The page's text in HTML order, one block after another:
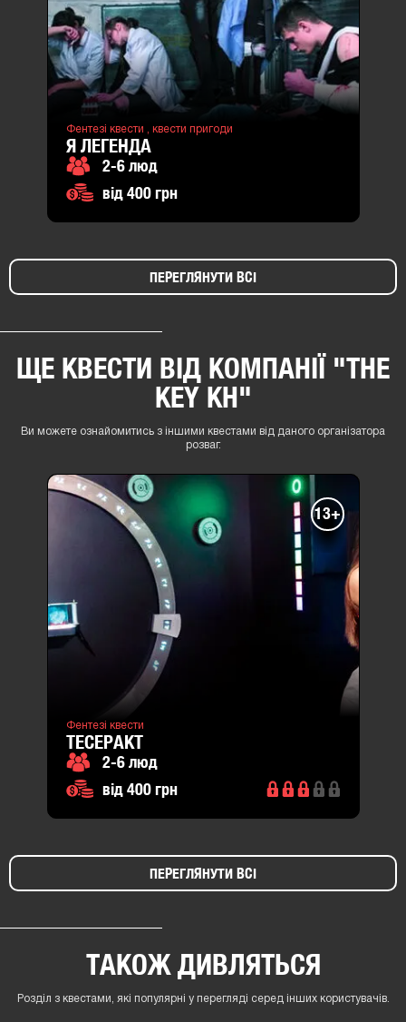
Фентезі квести , квести пригоди
Я ЛЕГЕНДА
2-6 люд
від 400 грн
ПЕРЕГЛЯНУТИ ВСІ
ЩЕ КВЕСТИ ВІД КОМПАНІЇ "THE
KEY KH"
Ви можете ознайомитись з іншими квестами від даного організатора
розваг.
13+
Фентезі квести
ТЕСЕРАКТ
2-6 люд
від 400 грн
ПЕРЕГЛЯНУТИ ВСІ
ТАКОЖ ДИВЛЯТЬСЯ
Розділ з квестами, які популярні у перегляді серед інших користувачів.